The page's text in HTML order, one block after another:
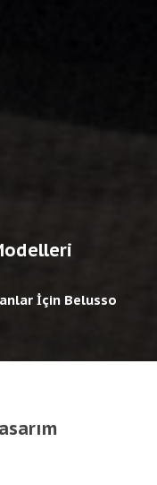
İçin Belusso